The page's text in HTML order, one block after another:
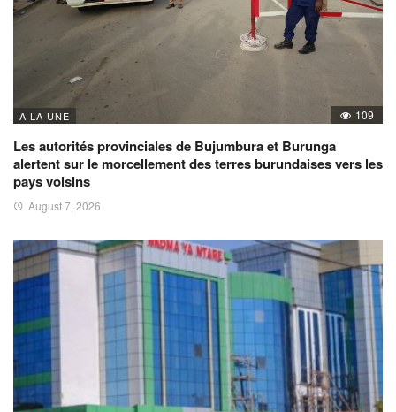
A LA UNE 109
Les autorités provinciales de Bujumbura et Burunga
alertent sur le morcellement des terres burundaises vers les
pays voisins
August 7, 2026